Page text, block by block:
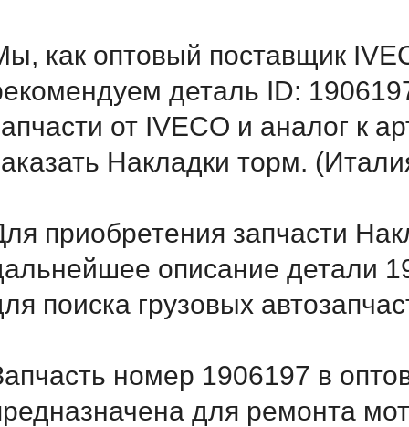
как оптовый поставщик
деталь ID:
от IVECO и аналог к
Накладки торм.
приобретения запчасти
описание детали
поиска грузовых
номер 1906197 в
для ремонта